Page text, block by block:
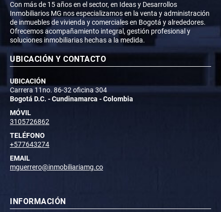
Con más de 15 años en el sector, en Ideas y Desarrollos
Inmobiliarios MG nos especializamos en la venta y administración
de inmuebles de vivienda y comerciales en Bogotá y alrededores.
Ofrecemos acompañamiento integral, gestión profesional y
soluciones inmobiliarias hechas a la medida.
UBICACIÓN Y CONTACTO
UBICACIÓN
Carrera 11no. 86-32 oficina 304
Bogotá D.C. - Cundinamarca - Colombia
MÓVIL
3105726862
TELÉFONO
+577643274
EMAIL
mguerrero@inmobiliariamg.co
INFORMACIÓN